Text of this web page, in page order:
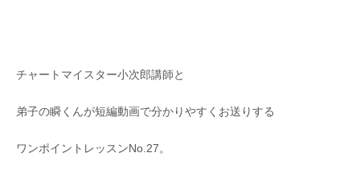
チャートマイスター小次郎講師と
弟子の瞬くんが短編動画で分かりやすくお送りする
ワンポイントレッスンNo.27。